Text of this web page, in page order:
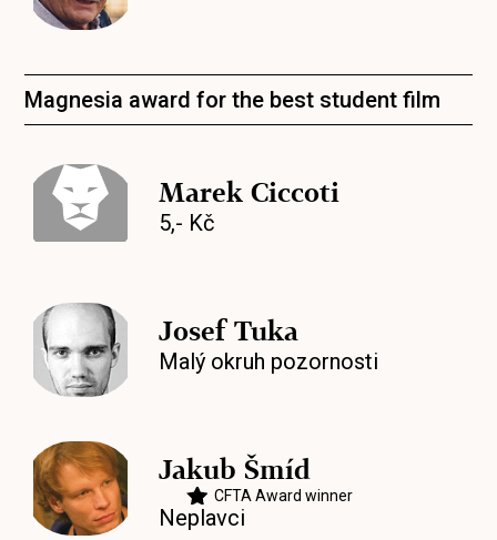
Magnesia award for the best student film
Marek Ciccoti
5,- Kč
Josef Tuka
Malý okruh pozornosti
Jakub Šmíd
CFTA Award winner
Neplavci